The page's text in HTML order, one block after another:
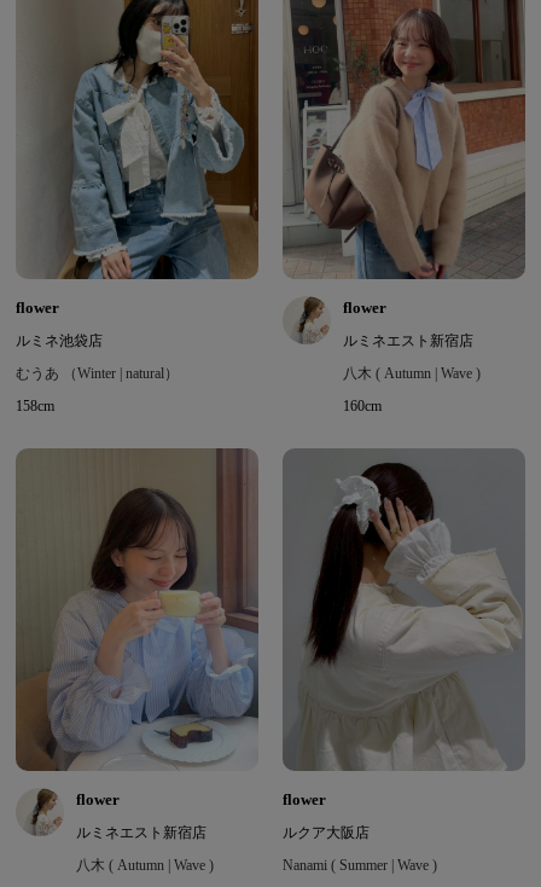
flower
ルミネ池袋店
むうあ （Winter | natural）
158cm
flower
ルミネエスト新宿店
八木 ( Autumn | Wave )
160cm
flower
ルミネエスト新宿店
八木 ( Autumn | Wave )
flower
ルクア大阪店
Nanami ( Summer | Wave )